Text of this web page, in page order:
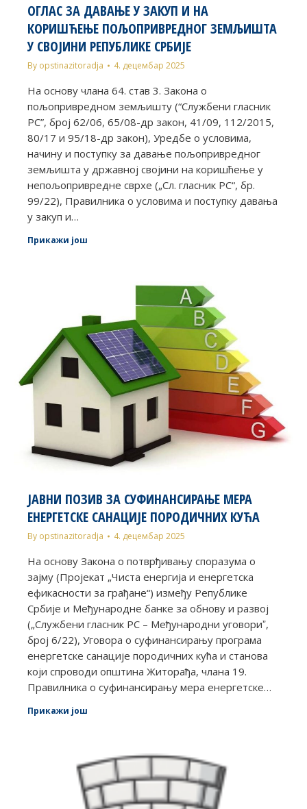
ОГЛАС ЗА ДАВАЊЕ У ЗАКУП И НА
КОРИШЋЕЊЕ ПОЉОПРИВРЕДНОГ ЗЕМЉИШТА
У СВОЈИНИ РЕПУБЛИКЕ СРБИЈЕ
By opstinazitoradja 4. децембар 2025
На основу члана 64. став 3. Закона о
пољопривредном земљишту (“Службени гласник
РС”, број 62/06, 65/08-др закон, 41/09, 112/2015,
80/17 и 95/18-др закон), Уредбе о условима,
начину и поступку за давање пољопривредног
земљишта у државној својини на коришћење у
непољопривредне сврхе („Сл. гласник РС“, бр.
99/22), Правилника о условима и поступку давања
у закуп и…
Прикажи још
ЈАВНИ ПОЗИВ ЗА СУФИНАНСИРАЊЕ МЕРА
ЕНЕРГЕТСКЕ САНАЦИЈЕ ПОРОДИЧНИХ КУЋА
By opstinazitoradja 4. децембар 2025
На основу Закона о потврђивању споразума о
зајму (Пројекат „Чиста енергија и енергетска
ефикасности за грађане“) између Републике
Србије и Међународне банке за обнову и развој
(„Службени гласник РС – Међународни уговориˮ,
број 6/22), Уговора о суфинансирању програма
енергетске санације породичних кућа и станова
који спроводи општина Житорађа, члана 19.
Правилника о суфинансирању мера енергетске…
Прикажи још